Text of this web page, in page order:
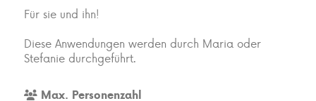
Für sie und ihn!
Diese Anwendungen werden durch Maria oder
Stefanie durchgeführt.
Max. Personenzahl